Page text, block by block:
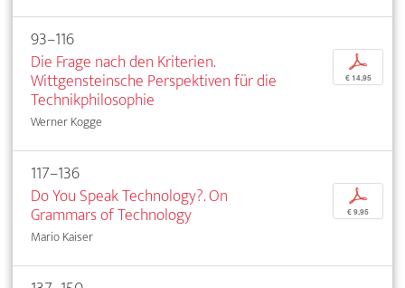
93–116
Die Frage nach den Kriterien.
Wittgensteinsche Perspektiven für die
Technikphilosophie
Werner Kogge
p
€ 14,95
117–136
Do You Speak Technology?. On
Grammars of Technology
Mario Kaiser
p
€ 9,95